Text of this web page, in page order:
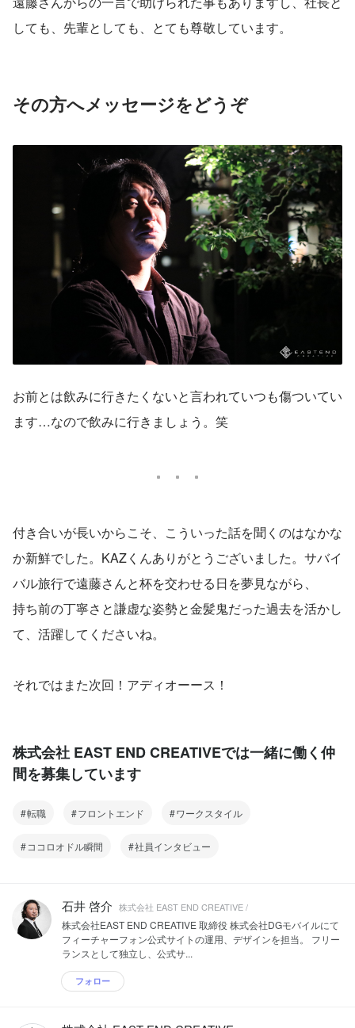
しても、先輩としても、とても尊敬しています。
その方へメッセージをどうぞ
お前とは飲みに行きたくないと言われていつも傷ついてい
ます…なので飲みに行きましょう。笑
付き合いが長いからこそ、こういった話を聞くのはなかな
か新鮮でした。KAZくんありがとうございました。サバイ
バル旅行で遠藤さんと杯を交わせる日を夢見ながら、
持ち前の丁寧さと謙虚な姿勢と金髪鬼だった過去を活かし
て、活躍してくださいね。
それではまた次回！アディオーース！
株式会社 EAST END CREATIVEでは一緒に働く仲
間を募集しています
転職 フロントエンド ワークスタイル
ココロオドル瞬間 社員インタビュー
石井 啓介 株式会社 EAST END CREATIVE /
株式会社EAST END CREATIVE 取締役 株式会社DGモバイルにて
フィーチャーフォン公式サイトの運用、デザインを担当。 フリー
ランスとして独立し、公式サ...
フォロー